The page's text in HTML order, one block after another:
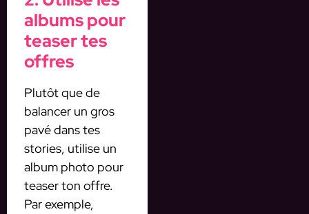
albums pour
teaser tes
offres
Plutôt que de
balancer un gros
pavé dans tes
stories, utilise un
album photo pour
teaser ton offre.
Par exemple,